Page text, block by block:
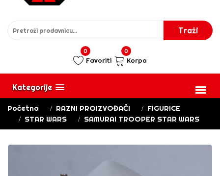
0
Favoriti
0
Korpa
Kategorije
Početna RAZNI PROIZVOĐAČI
FIGURICE
STAR WARS
SAMURAI TROOPER STAR WARS